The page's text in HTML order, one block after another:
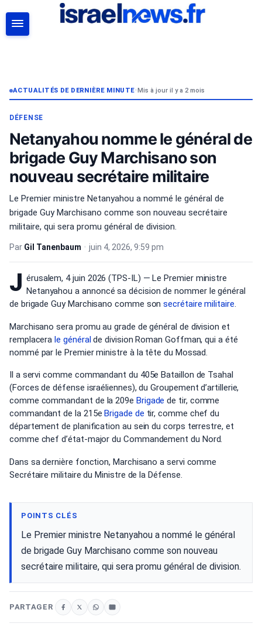
ACTUALITÉS DE DERNIÈRE MINUTE•Mis à jour il y a 2 mois
DÉFENSE
Netanyahou nomme le général de
brigade Guy Marchisano son
nouveau secrétaire militaire
Le Premier ministre Netanyahou a nommé le général de
brigade Guy Marchisano comme son nouveau secrétaire
militaire, qui sera promu général de division.
Par Gil Tanenbaum • juin 4, 2026, 9:59 pm
J érusalem, 4 juin 2026 (TPS-IL) — Le Premier ministre
Netanyahou a annoncé sa décision de nommer le général
de brigade Guy Marchisano comme sonsecrétaire militaire.
Marchisano sera promu au grade de général de division et
remplacerale généralde division Roman Goffman, qui a été
nommé par le Premier ministre à la tête du Mossad.
Il a servi comme commandant du 405e Bataillon de Tsahal
(Forces de défense israéliennes), du Groupement d’artillerie,
comme commandant de la 209e Brigade de tir, comme
commandant de la 215eBrigade de tir, comme chef du
département de planification au sein du corps terrestre, et
comme chef d’état-major du Commandement du Nord.
Dans sa dernière fonction, Marchisano a servi comme
Secrétaire militaire du Ministre de la Défense.
POINTS CLÉS
Le Premier ministre Netanyahou a nommé le général
de brigade Guy Marchisano comme son nouveau
secrétaire militaire, qui sera promu général de division.
PARTAGER